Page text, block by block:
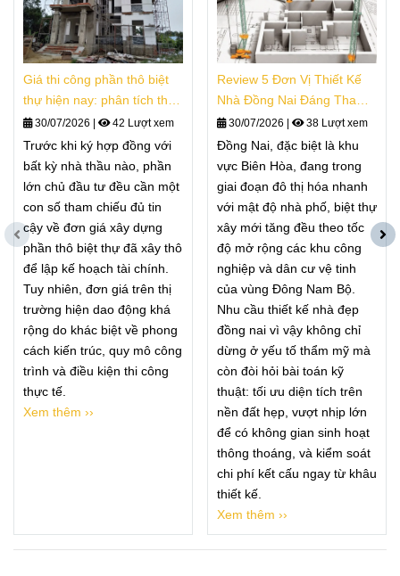
Giá thi công phần thô biệt
thự hiện nay: phân tích thực
tế30/07/2026 42 Lượt xem
Trước khi ký hợp đồng với
bất kỳ nhà thầu nào, phần
lớn chủ đầu tư đều cần một
con số tham chiếu đủ tin
cậy về đơn giá xây dựng
phần thô biệt thự đã xây thô
để lập kế hoạch tài chính.
Tuy nhiên, đơn giá trên thị
trường hiện dao động khá
rộng do khác biệt về phong
cách kiến trúc, quy mô công
trình và điều kiện thi công
thực tế.
Xem thêm ››
Review 5 Đơn Vị Thiết Kế
Nhà Đồng Nai Đáng Tham
Khảo
30/07/2026 38 Lượt xem
Đồng Nai, đặc biệt là khu
vực Biên Hòa, đang trong
giai đoạn đô thị hóa nhanh
với mật độ nhà phố, biệt thự
xây mới tăng đều theo tốc
độ mở rộng các khu công
nghiệp và dân cư vệ tinh
của vùng Đông Nam Bộ.
Nhu cầu thiết kế nhà đẹp
đồng nai vì vậy không chỉ
dừng ở yếu tố thẩm mỹ mà
còn đòi hỏi bài toán kỹ
thuật: tối ưu diện tích trên
nền đất hẹp, vượt nhịp lớn
để có không gian sinh hoạt
thông thoáng, và kiểm soát
chi phí kết cấu ngay từ khâu
thiết kế.
Xem thêm ››